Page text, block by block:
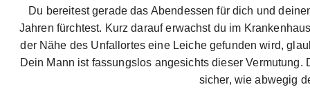
Du bereitest gerade das Abendessen für dich und
Jahren fürchtest. Kurz darauf erwachst du im
der Nähe des Unfallortes eine Leiche gefunden wird,
Dein Mann ist fassungslos angesichts dieser
sicher, wie abwegig